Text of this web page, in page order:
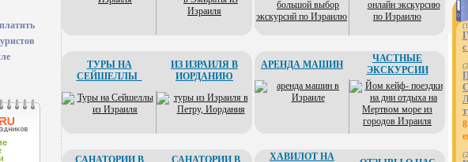
ТУРЫ НА
СЕЙШЕЛЛЫ
ИЗ ИЗРАИЛЯ В
ИОРДАНИЮ
САНАТОРИИ В
САНАТОРИИ В
АРЕНДА МАШИН
ЧАСТНЫЕ
ЭКСКУРСИИ
ХАВИЛОТ НА